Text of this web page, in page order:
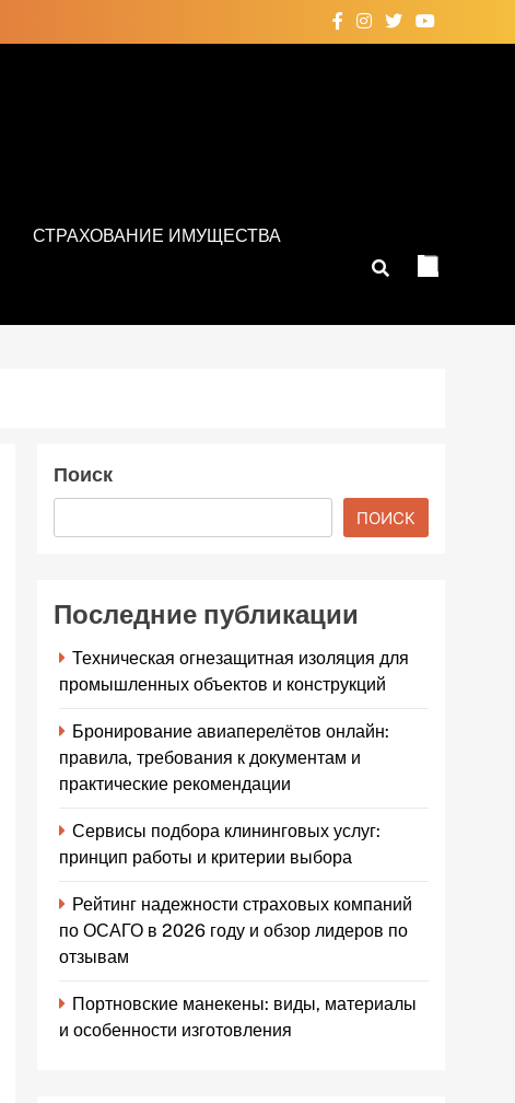
СТРАХОВАНИЕ ИМУЩЕСТВА
Поиск
ПОИСК
Последние публикации
Техническая огнезащитная изоляция для
промышленных объектов и конструкций
Бронирование авиаперелётов онлайн:
правила, требования к документам и
практические рекомендации
Сервисы подбора клининговых услуг:
принцип работы и критерии выбора
Рейтинг надежности страховых компаний
по ОСАГО в 2026 году и обзор лидеров по
отзывам
Портновские манекены: виды, материалы
и особенности изготовления